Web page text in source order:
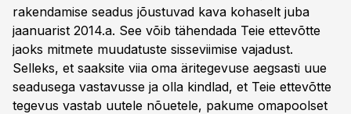
rakendamise seadus jõustuvad kava kohaselt juba
jaanuarist 2014.a. See võib tähendada Teie ettevõtte
jaoks mitmete muudatuste sisseviimise vajadust.
Selleks, et saaksite viia oma äritegevuse aegsasti uue
seadusega vastavusse ja olla kindlad, et Teie ettevõtte
tegevus vastab uutele nõuetele, pakume omapoolset